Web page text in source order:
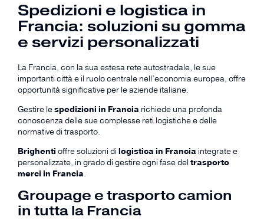
Spedizioni e logistica in
Francia: soluzioni su gomma
e servizi personalizzati
La Francia, con la sua estesa rete autostradale, le sue
importanti città e il ruolo centrale nell’economia europea, offre
opportunità significative per le aziende italiane.
Gestire lespedizioni in Francia richiede una profonda
conoscenza delle sue complesse reti logistiche e delle
normative di trasporto.
Brighenti offre soluzioni di logistica in Francia integrate e
personalizzate, in grado di gestire ogni fase del trasporto
merci in Francia.
Groupage e trasporto camion
in tutta la Francia